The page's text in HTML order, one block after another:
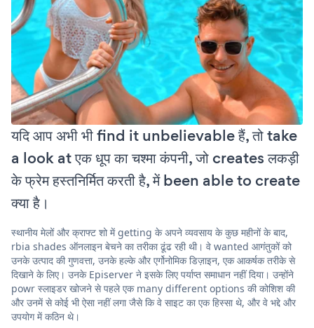
यदि आप अभी भी find it unbelievable हैं, तो take
a look at एक धूप का चश्मा कंपनी, जो creates लकड़ी
के फ्रेम हस्तनिर्मित करती है, में been able to create
क्या है।
स्थानीय मेलों और क्राफ्ट शो में getting के अपने व्यवसाय के कुछ महीनों के बाद,
rbia shades ऑनलाइन बेचने का तरीका ढूंढ रही थी। वे wanted आगंतुकों को
उनके उत्पाद की गुणवत्ता, उनके हल्के और एर्गोनोमिक डिज़ाइन, एक आकर्षक तरीके से
दिखाने के लिए। उनके Episerver ने इसके लिए पर्याप्त समाधान नहीं दिया। उन्होंने
powr स्लाइडर खोजने से पहले एक many different options की कोशिश की
और उनमें से कोई भी ऐसा नहीं लगा जैसे कि वे साइट का एक हिस्सा थे, और वे भद्दे और
उपयोग में कठिन थे।